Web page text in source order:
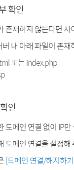
확인
존재하지 않는다면
내 아래 파일이 존
또는 index.php
인
도메인 연결 없이 IP
도메인 연결을 설정해
[도메인 연결/해지하